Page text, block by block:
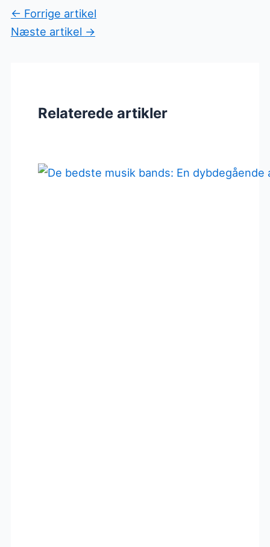
← Forrige artikel
Næste artikel →
Relaterede artikler